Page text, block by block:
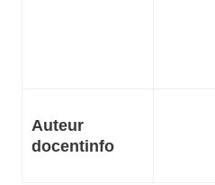
Auteur
docentinfo